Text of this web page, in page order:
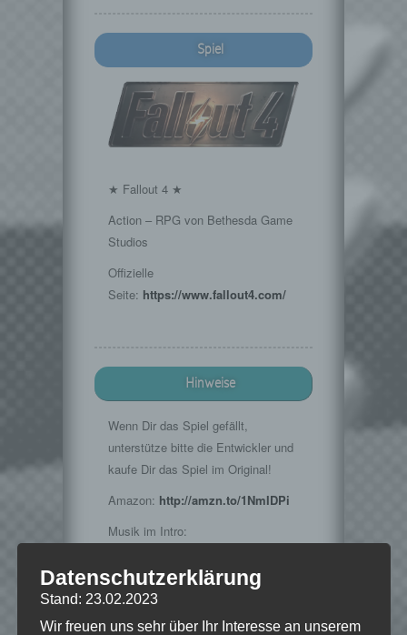
Spiel
★ Fallout 4 ★
Action – RPG von Bethesda Game
Studios
Offizielle
Seite: https://www.fallout4.com/
Hinweise
Wenn Dir das Spiel gefällt,
unterstütze bitte die Entwickler und
kaufe Dir das Spiel im Original!
Amazon: http://amzn.to/1NmIDPi
Musik im Intro:
Vielen Dank für die Erlaubnis 🙂
Datenschutzerklärung
Stand: 23.02.2023
Wir freuen uns sehr über Ihr Interesse an unserem